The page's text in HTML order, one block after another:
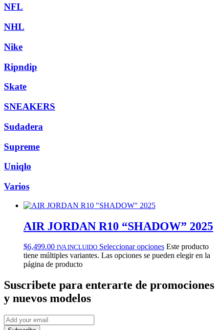
NFL
NHL
Nike
Ripndip
Skate
SNEAKERS
Sudadera
Supreme
Uniqlo
Varios
AIR JORDAN R10 “SHADOW” 2025
$6,499.00 IVA INCLUIDO Seleccionar opciones Este producto
tiene múltiples variantes. Las opciones se pueden elegir en la
página de producto
Suscribete para enterarte de promociones
y nuevos modelos